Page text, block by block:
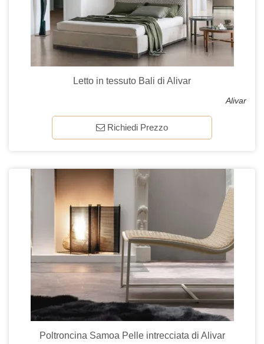
Letto in tessuto Bali di Alivar
Alivar
Richiedi Prezzo
Poltroncina Samoa Pelle intrecciata di Alivar